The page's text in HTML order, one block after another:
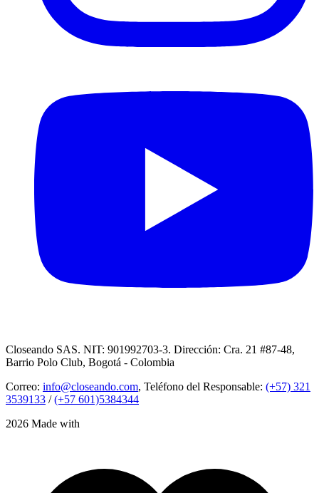
Closeando SAS. NIT: 901992703-3. Dirección: Cra. 21 #87-48,
Barrio Polo Club, Bogotá - Colombia
Correo: info@closeando.com, Teléfono del Responsable: (+57) 321
3539133 /(+57 601)5384344
2026 Made with